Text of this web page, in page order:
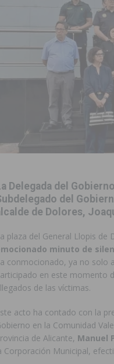
soluciones para garantizar la
de finales de 2026
observar el eclipse solar del 12
informativa sobre los
de sus Fiestas
prórroga de la ORA en
millones de euros a la
su programación con
Delegada del
del
de Dolores,
plaza del General Llopis
minuto de
conmocionado, ya no solo
en este momento
de las víctimas.
acto ha contado con la
en la Comunidad
de Alicante, Manuel
Corporación Municipal,